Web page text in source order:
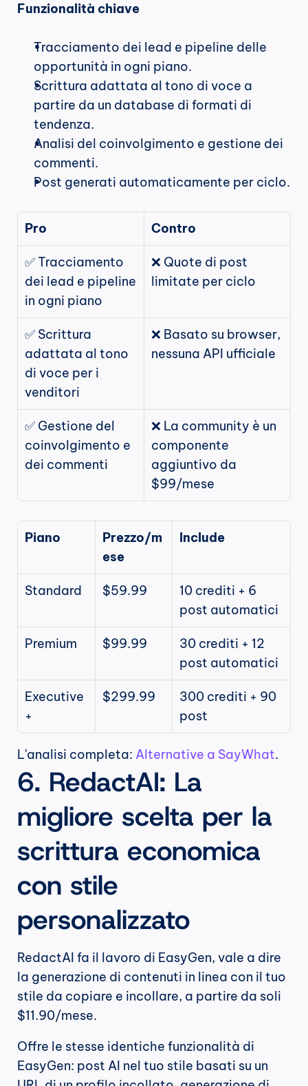
Funzionalità chiave
Tracciamento dei lead e pipeline delle
opportunità in ogni piano.
Scrittura adattata al tono di voce a
partire da un database di formati di
tendenza.
Analisi del coinvolgimento e gestione dei
commenti.
Post generati automaticamente per ciclo.
Pro Contro
✅ Tracciamento
dei lead e pipeline
in ogni piano
❌ Quote di post
limitate per ciclo
✅ Scrittura
adattata al tono
di voce per i
venditori
❌ Basato su browser,
nessuna API ufficiale
✅ Gestione del
coinvolgimento e
dei commenti
❌ La community è un
componente
aggiuntivo da
$99/mese
Piano
Prezzo/m
ese
Include
Standard $59.99
10 crediti + 6
post automatici
Premium $99.99
30 crediti + 12
post automatici
Executive
+
$299.99
300 crediti + 90
post
L'analisi completa: Alternative a SayWhat.
6. RedactAI: La
migliore scelta per la
scrittura economica
con stile
personalizzato
RedactAI fa il lavoro di EasyGen, vale a dire
la generazione di contenuti in linea con il tuo
stile da copiare e incollare, a partire da soli
$11.90/mese.
Offre le stesse identiche funzionalità di
EasyGen: post AI nel tuo stile basati su un